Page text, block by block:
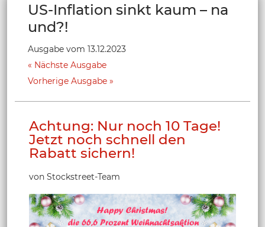
US-Inflation sinkt kaum – na
und?!
Ausgabe vom 13.12.2023
Nächste Ausgabe
Vorherige Ausgabe
Achtung: Nur noch 10 Tage!
Jetzt noch schnell den
Rabatt sichern!
von Stockstreet-Team